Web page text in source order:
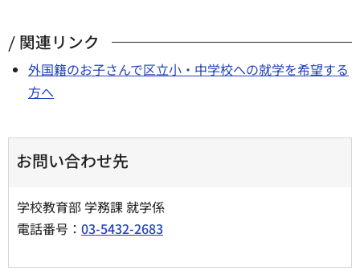
関連リンク
外国籍のお子さんで区立小・中学校への就学を希望する
方へ
お問い合わせ先
学校教育部 学務課 就学係
電話番号： 03-5432-2683